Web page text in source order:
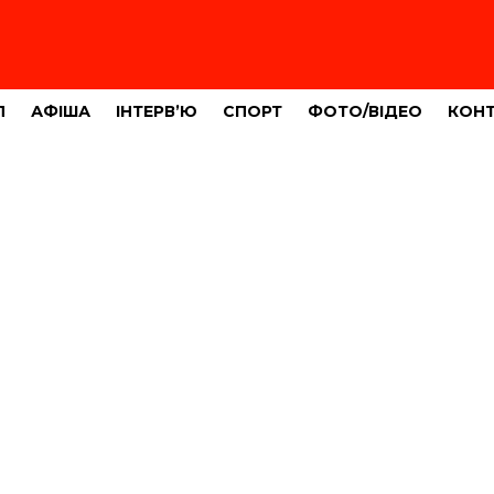
АФІША ІНТЕРВ’Ю СПОРТ ФОТО/ВІДЕО